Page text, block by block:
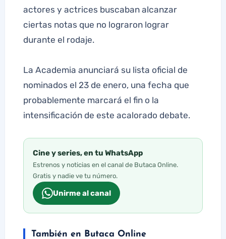
actores y actrices buscaban alcanzar
ciertas notas que no lograron lograr
durante el rodaje.
La Academia anunciará su lista oficial de
nominados el 23 de enero, una fecha que
probablemente marcará el fin o la
intensificación de este acalorado debate.
Cine y series, en tu WhatsApp
Estrenos y noticias en el canal de Butaca Online.
Gratis y nadie ve tu número.
Unirme al canal
También en Butaca Online